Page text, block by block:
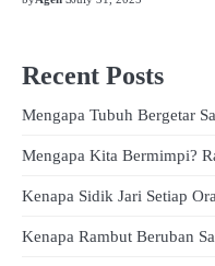
Recent Posts
Mengapa Tubuh Bergetar
Mengapa Kita Bermimpi?
Kenapa Sidik Jari Setiap
Kenapa Rambut Beruban